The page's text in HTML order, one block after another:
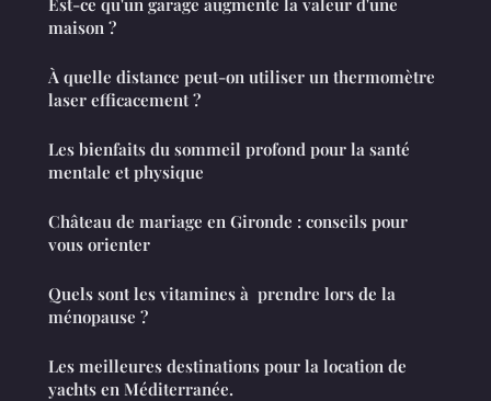
maison ?
À quelle distance peut-on utiliser un thermomètre
laser efficacement ?
Les bienfaits du sommeil profond pour la santé
mentale et physique
Château de mariage en Gironde : conseils pour
vous orienter
Quels sont les vitamines à prendre lors de la
ménopause ?
Les meilleures destinations pour la location de
yachts en Méditerranée.